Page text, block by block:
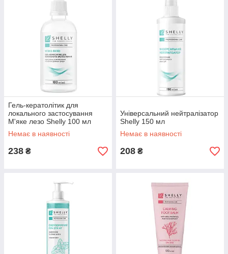
Гель-кератолітик для
локального застосування
М'яке лезо Shelly 100 мл
Немає в наявності
238 ₴
Універсальний нейтралізатор
Shelly 150 мл
Немає в наявності
208 ₴